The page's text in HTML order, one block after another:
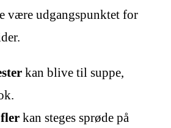
være udgangspunktet for
kan blive til suppe,
kan steges sprøde på